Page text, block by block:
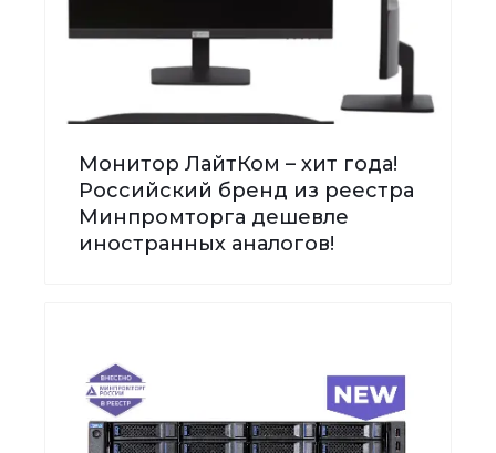
Монитор ЛайтКом – хит года!
Российский бренд из реестра
Минпромторга дешевле
иностранных аналогов!